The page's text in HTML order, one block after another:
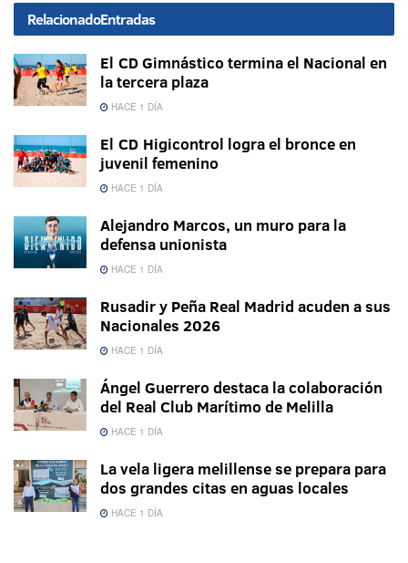
RelacionadoEntradas
El CD Gimnástico termina el Nacional en
la tercera plaza
HACE 1 DÍA
El CD Higicontrol logra el bronce en
juvenil femenino
HACE 1 DÍA
Alejandro Marcos, un muro para la
defensa unionista
HACE 1 DÍA
Rusadir y Peña Real Madrid acuden a sus
Nacionales 2026
HACE 1 DÍA
Ángel Guerrero destaca la colaboración
del Real Club Marítimo de Melilla
HACE 1 DÍA
La vela ligera melillense se prepara para
dos grandes citas en aguas locales
HACE 1 DÍA